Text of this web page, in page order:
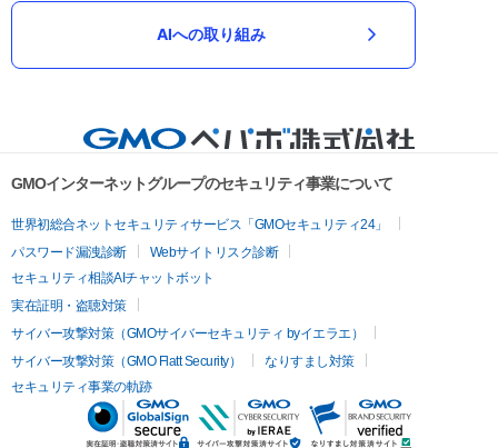
AIへの取り組み
GMOインターネットグループのセキュリティ事業について
世界初総合ネットセキュリティサービス「GMOセキュリティ24」
パスワード漏洩診断
Webサイトリスク診断
セキュリティ相談AIチャットボット
実在証明・盗聴対策
サイバー攻撃対策（GMOサイバーセキュリティ byイエラエ）
サイバー攻撃対策（GMO Flatt Security）
なりすまし対策
セキュリティ事業の軌跡